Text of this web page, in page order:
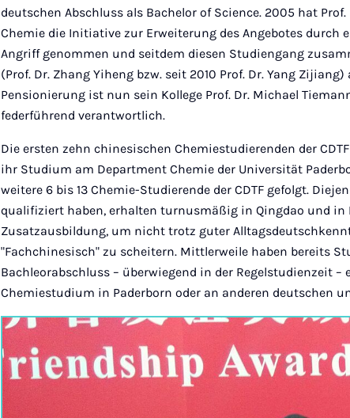
deutschen Abschluss als Bachelor of Science. 2005 hat
Chemie die Initiative zur Erweiterung des Angebotes durch
Angriff genommen und seitdem diesen Studiengang
(Prof. Dr. Zhang Yiheng bzw. seit 2010 Prof. Dr. Yang
Pensionierung ist nun sein Kollege Prof. Dr. Michael
federführend verantwortlich.
Die ersten zehn chinesischen Chemiestudierenden der
ihr Studium am Department Chemie der Universität
weitere 6 bis 13 Chemie-Studierende der CDTF gefolgt.
qualifiziert haben, erhalten turnusmäßig in Qingdao und in
Zusatzausbildung, um nicht trotz guter
"Fachchinesisch" zu scheitern. Mittlerweile haben bereits
Bachleorabschluss – überwiegend in der Regelstudienzeit
Chemiestudium in Paderborn oder an anderen deutschen